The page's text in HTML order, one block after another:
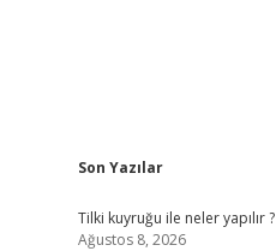
Sidebar
Son Yazılar
Tilki kuyruğu ile neler yapılır ?
Ağustos 8, 2026